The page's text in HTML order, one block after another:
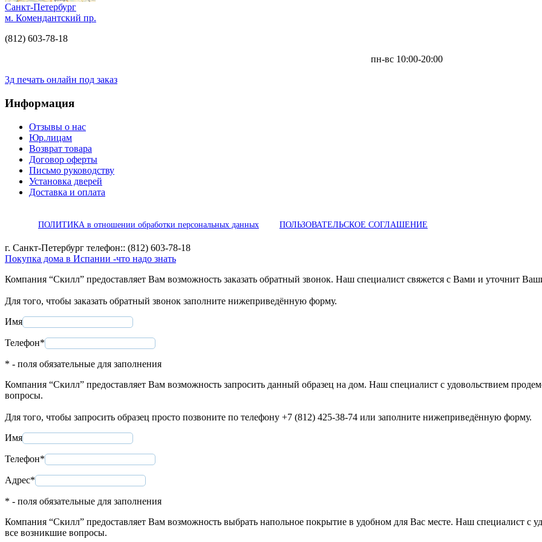
Санкт-Петербург
м. Комендантский пр.
(812) 603-78-18
пн-вс 10:00-20:00
3д печать онлайн под заказ
Информация
Отзывы о нас
Юр.лицам
Возврат товара
Договор оферты
Письмо руководству
Установка дверей
Доставка и оплата
ПОЛИТИКА в отношении обработки персональных данных ПОЛЬЗОВАТЕЛЬСКОЕ СОГЛАШЕНИЕ
г. Санкт-Петербург телефон:: (812) 603-78-18
Покупка дома в Испании -что надо знать
Компания “Скилл” предоставляет Вам возможность заказать обратный звонок. Наш специалист свяжется с Вами и уточнит
Для того, чтобы заказать обратный звонок заполните нижеприведённую форму.
Имя
Телефон*
* - поля обязательные для заполнения
Компания “Скилл” предоставляет Вам возможность запросить данный образец на дом. Наш специалист с удовольствием
вопросы.
Для того, чтобы запросить образец просто позвоните по телефону +7 (812) 425-38-74 или заполните нижеприведённую форму.
Имя
Телефон*
Адрес*
* - поля обязательные для заполнения
Компания “Скилл” предоставляет Вам возможность выбрать напольное покрытие в удобном для Вас месте. Наш специалист с
все возникшие вопросы.